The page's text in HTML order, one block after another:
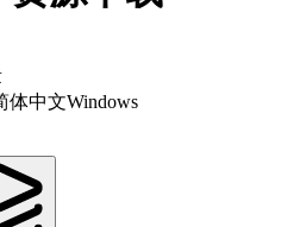
体中文Windows